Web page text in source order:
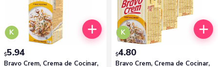
K
Bravo Crem, Crema de Cocinar,
$5.94
K
Bravo Crem, Crema de Cocinar,
$4.80